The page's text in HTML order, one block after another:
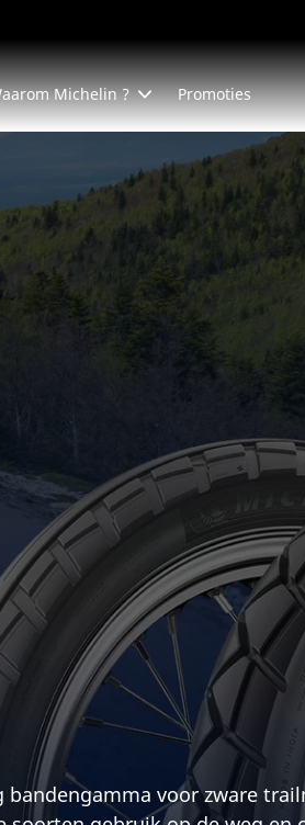
Michelin ? Promoties
bandengamma voor zware